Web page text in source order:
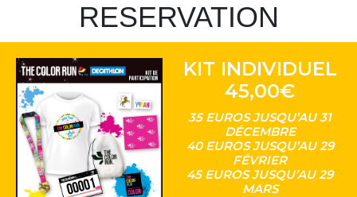
RESERVATION
KIT INDIVIDUEL
45,00€
35 EUROS JUSQU’AU 31
DÉCEMBRE
40 EUROS JUSQU’AU 29
FÉVRIER
45 EUROS JUSQU’AU 29
MARS